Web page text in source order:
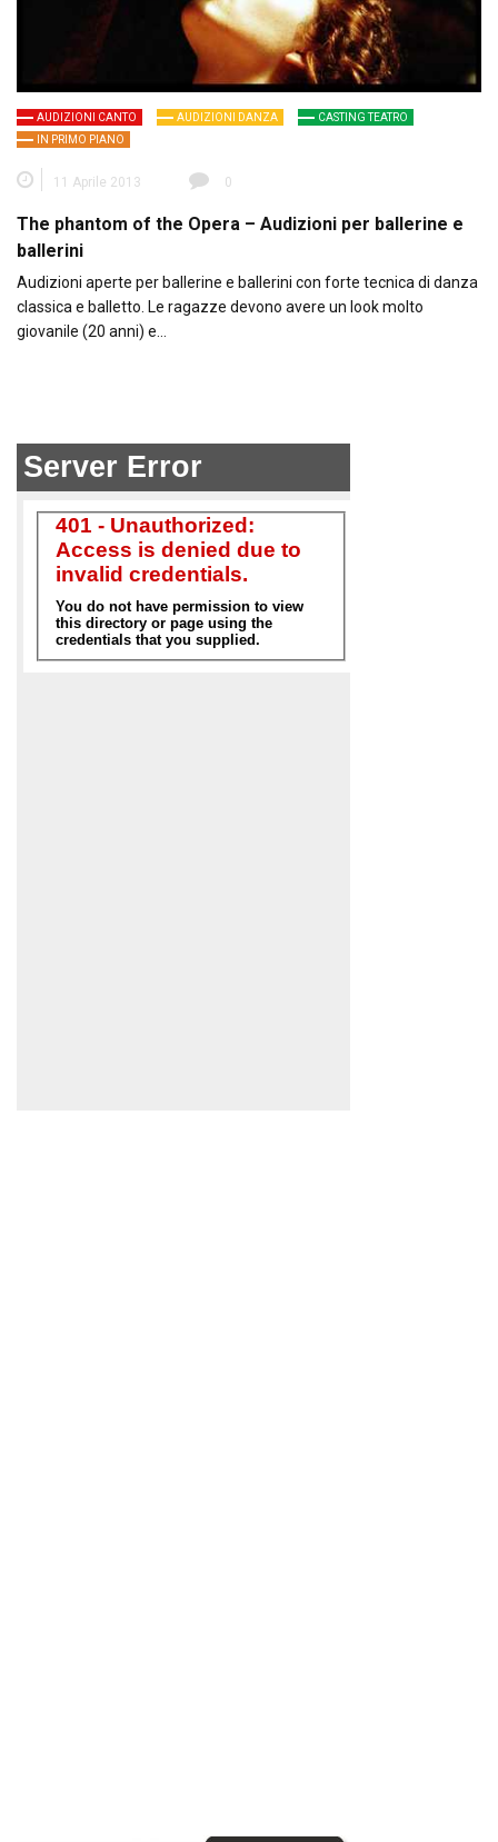
AUDIZIONI CANTO AUDIZIONI DANZA
CASTING TEATRO
IN PRIMO PIANO
11 Aprile 2013 0
The phantom of the Opera – Audizioni per ballerine e
ballerini
Audizioni aperte per ballerine e ballerini con forte tecnica di danza
classica e balletto. Le ragazze devono avere un look molto
giovanile (20 anni) e…